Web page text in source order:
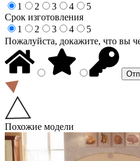
1
2 3 4
5
Срок изготовления
1
2 3 4
5
Пожалуйста, докажите, что вы
Похожие модели